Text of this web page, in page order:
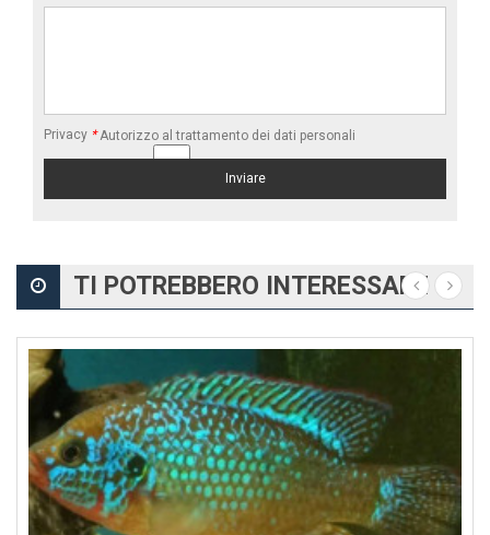
Privacy * Autorizzo al trattamento dei dati personali
TI POTREBBERO INTERESSARE